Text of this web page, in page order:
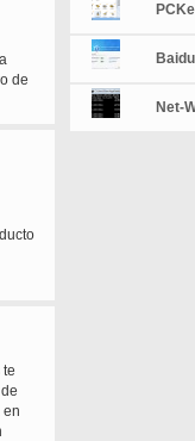
de
en
Net-